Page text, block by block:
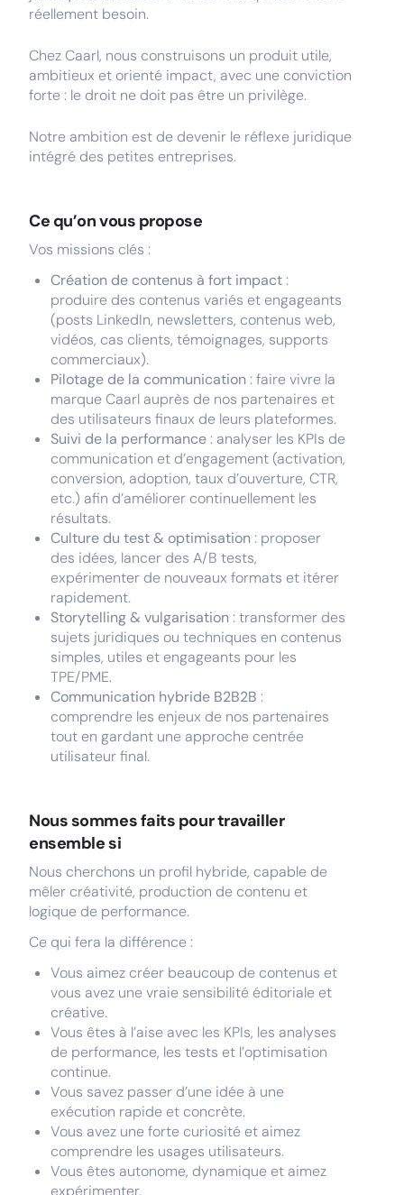
réellement besoin.
Chez Caarl, nous construisons un produit utile,
ambitieux et orienté impact, avec une conviction
forte : le droit ne doit pas être un privilège.
Notre ambition est de devenir le réflexe juridique
intégré des petites entreprises.
Ce qu’on vous propose
Vos missions clés :
Création de contenus à fort impact:
produire des contenus variés et engageants
(posts LinkedIn, newsletters, contenus web,
vidéos, cas clients, témoignages, supports
commerciaux).
Pilotage de la communication: faire vivre la
marque Caarl auprès de nos partenaires et
des utilisateurs finaux de leurs plateformes.
Suivi de la performance: analyser les KPIs de
communication et d’engagement (activation,
conversion, adoption, taux d’ouverture, CTR,
etc.) afin d’améliorer continuellement les
résultats.
Culture du test & optimisation: proposer
des idées, lancer des A/B tests,
expérimenter de nouveaux formats et itérer
rapidement.
Storytelling & vulgarisation: transformer des
sujets juridiques ou techniques en contenus
simples, utiles et engageants pour les
TPE/PME.
Communication hybride B2B2B :
comprendre les enjeux de nos partenaires
tout en gardant une approche centrée
utilisateur final.
Nous sommes faits pour travailler
ensemble si
Nous cherchons un profil hybride, capable de
mêler créativité, production de contenu et
logique de performance.
Ce qui fera la différence :
Vous aimez créer beaucoup de contenus et
vous avez une vraie sensibilité éditoriale et
créative.
Vous êtes à l’aise avec les KPIs, les analyses
de performance, les tests et l’optimisation
continue.
Vous savez passer d’une idée à une
exécution rapide et concrète.
Vous avez une forte curiosité et aimez
comprendre les usages utilisateurs.
Vous êtes autonome, dynamique et aimez
expérimenter.